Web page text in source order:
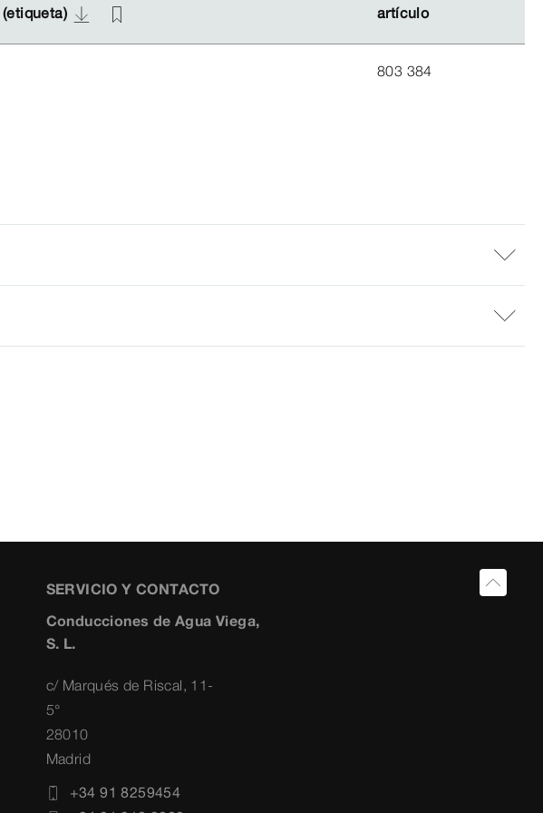
artículo
artículo
803 384
SERVICIO Y CONTACTO
Conducciones de Agua Viega,
S. L.
c/ Marqués de Riscal, 11-
5°
28010
Madrid
+34 91 8259454